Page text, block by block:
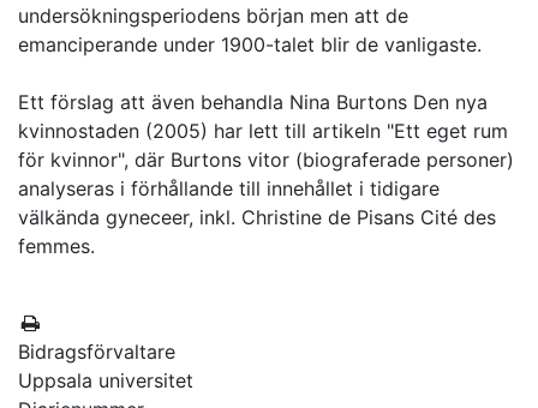
undersökningsperiodens början men att de
emanciperande under 1900-talet blir de vanligaste.
Ett förslag att även behandla Nina Burtons Den nya
kvinnostaden (2005) har lett till artikeln "Ett eget rum
för kvinnor", där Burtons vitor (biograferade personer)
analyseras i förhållande till innehållet i tidigare
välkända gyneceer, inkl. Christine de Pisans Cité des
femmes.
Bidragsförvaltare
Uppsala universitet